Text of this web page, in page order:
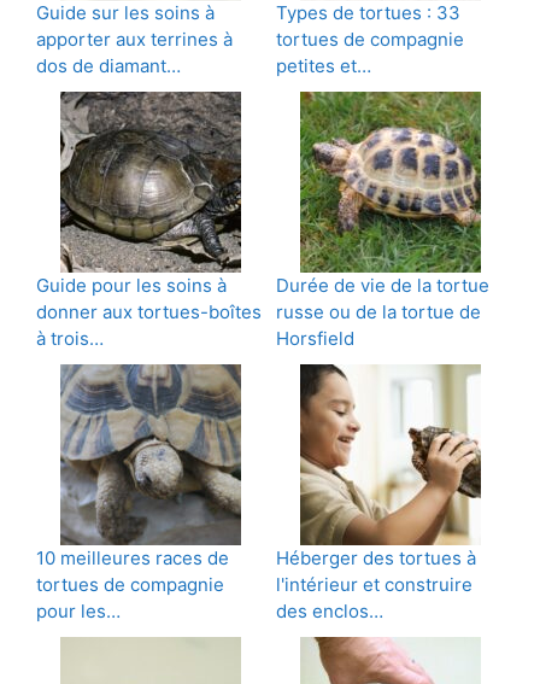
Guide sur les soins à
apporter aux terrines à
dos de diamant…
Types de tortues : 33
tortues de compagnie
petites et…
Guide pour les soins à
donner aux tortues-boîtes
à trois…
Durée de vie de la tortue
russe ou de la tortue de
Horsfield
10 meilleures races de
tortues de compagnie
pour les…
Héberger des tortues à
l'intérieur et construire
des enclos…